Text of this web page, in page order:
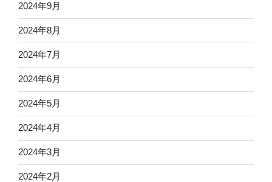
2024年9月
2024年8月
2024年7月
2024年6月
2024年5月
2024年4月
2024年3月
2024年2月